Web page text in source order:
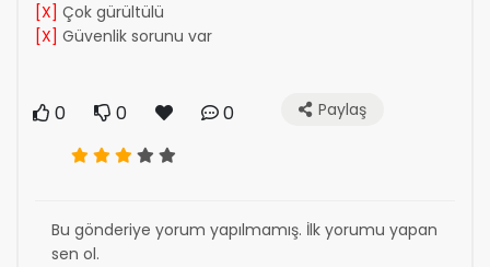
[X] Çok gürültülü
[X] Güvenlik sorunu var
0 0 0 Paylaş
Bu gönderiye yorum yapılmamış. İlk yorumu yapan
sen ol.